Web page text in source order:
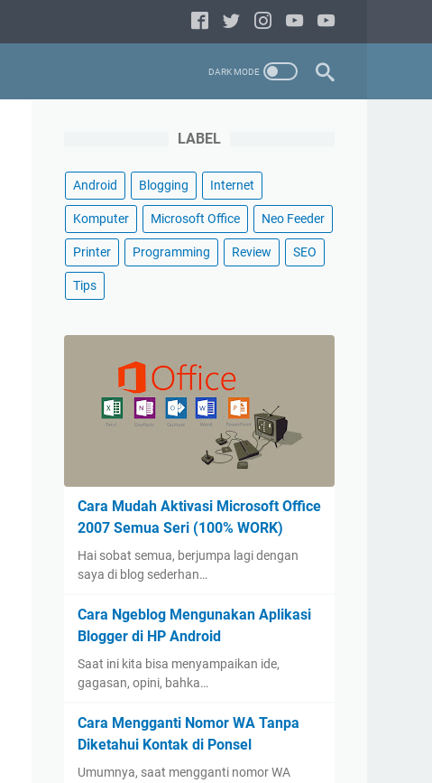
LABEL
Android Blogging Internet
Komputer Microsoft Office Neo Feeder
Printer Programming Review SEO
Tips
Cara Mudah Aktivasi Microsoft Office
2007 Semua Seri (100% WORK)
Hai sobat semua, berjumpa lagi dengan
saya di blog sederhan…
Cara Ngeblog Mengunakan Aplikasi
Blogger di HP Android
Saat ini kita bisa menyampaikan ide,
gagasan, opini, bahka…
Cara Mengganti Nomor WA Tanpa
Diketahui Kontak di Ponsel
Umumnya, saat mengganti nomor WA